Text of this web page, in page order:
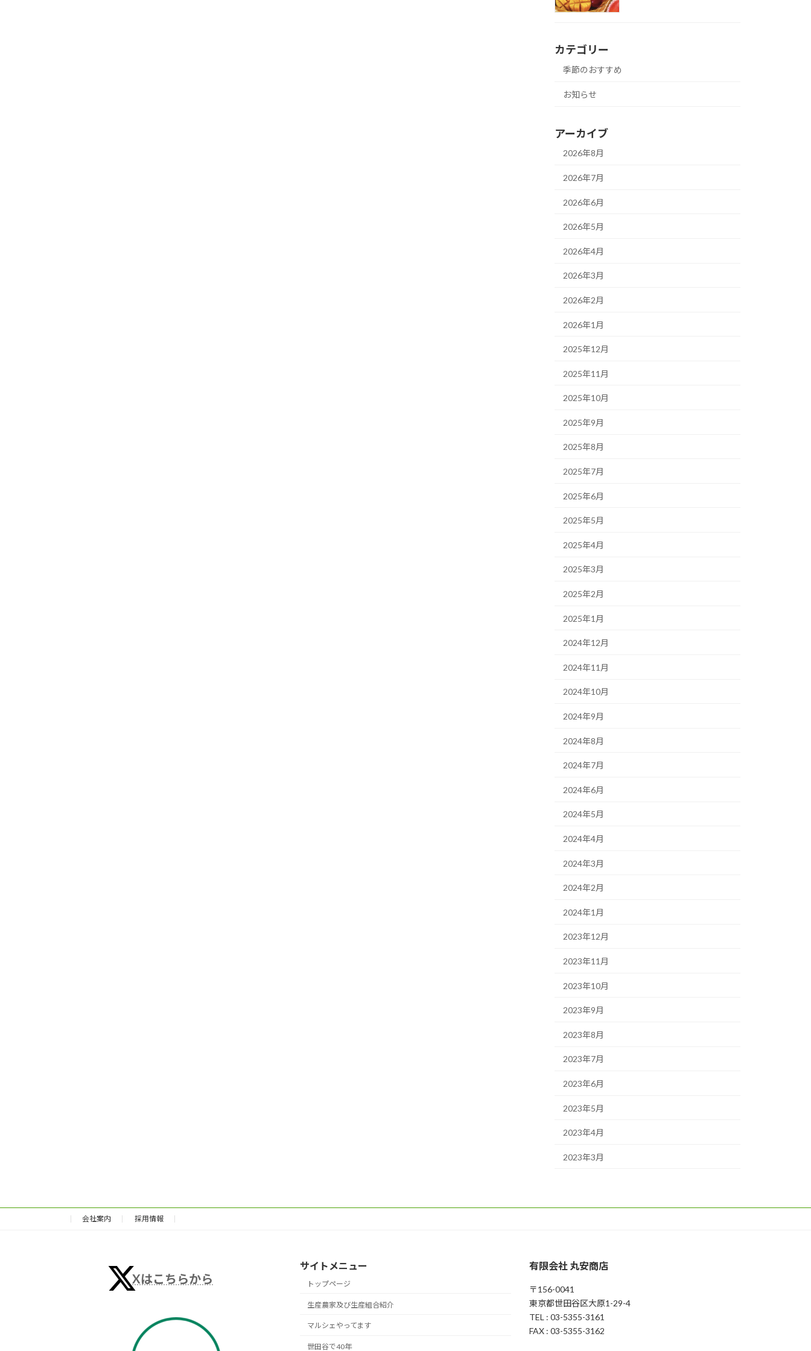
カテゴリー
季節のおすすめ
お知らせ
アーカイブ
2026年8月
2026年7月
2026年6月
2026年5月
2026年4月
2026年3月
2026年2月
2026年1月
2025年12月
2025年11月
2025年10月
2025年9月
2025年8月
2025年7月
2025年6月
2025年5月
2025年4月
2025年3月
2025年2月
2025年1月
2024年12月
2024年11月
2024年10月
2024年9月
2024年8月
2024年7月
2024年6月
2024年5月
2024年4月
2024年3月
2024年2月
2024年1月
2023年12月
2023年11月
2023年10月
2023年9月
2023年8月
2023年7月
2023年6月
2023年5月
2023年4月
2023年3月
会社案内 採用情報
Xはこちらから
サイトメニュー
トップページ
生産農家及び生産組合紹介
マルシェやってます
世田谷で40年
有限会社 丸安商店
〒156-0041
東京都世田谷区大原1-29-4
TEL : 03-5355-3161
FAX : 03-5355-3162